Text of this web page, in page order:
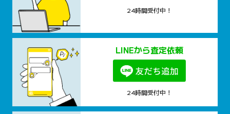
24時間受付中！
LINEから査定依頼
24時間受付中！